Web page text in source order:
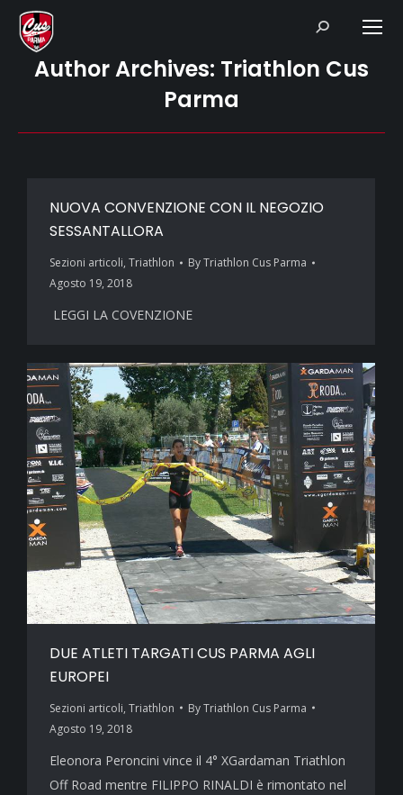
Search:
Author Archives: Triathlon Cus
Parma
NUOVA CONVENZIONE CON IL NEGOZIO
SESSANTALLORA
Sezioni articoli, Triathlon ByTriathlon Cus Parma
Agosto 19, 2018
LEGGI LA COVENZIONE
DUE ATLETI TARGATI CUS PARMA AGLI
EUROPEI
Sezioni articoli, Triathlon ByTriathlon Cus Parma
Agosto 19, 2018
Eleonora Peroncini vince il 4° XGardaman Triathlon
Off Road mentre FILIPPO RINALDI è rimontato nel